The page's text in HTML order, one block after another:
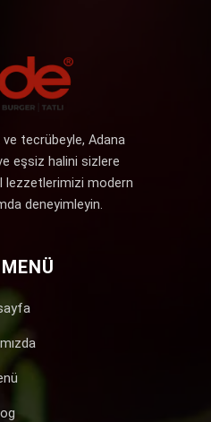
ve tecrübeyle, Adana
eşsiz halini sizlere
lezzetlerimizi modern
deneyimleyin.